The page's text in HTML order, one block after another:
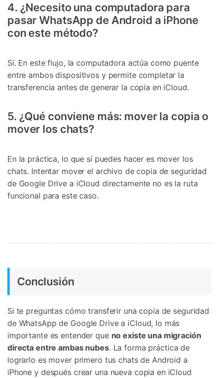
4. ¿Necesito una computadora para
pasar WhatsApp de Android a iPhone
con este método?
Sí. En este flujo, la computadora actúa como puente
entre ambos dispositivos y permite completar la
transferencia antes de generar la copia en iCloud.
5. ¿Qué conviene más: mover la copia o
mover los chats?
En la práctica, lo que sí puedes hacer es mover los
chats. Intentar mover el archivo de copia de seguridad
de Google Drive a iCloud directamente no es la ruta
funcional para este caso.
Conclusión
Si te preguntas cómo transferir una copia de seguridad
de WhatsApp de Google Drive a iCloud, lo más
importante es entender que no existe una migración
directa entre ambas nubes. La forma práctica de
lograrlo es mover primero tus chats de Android a
iPhone y después crear una nueva copia en iCloud